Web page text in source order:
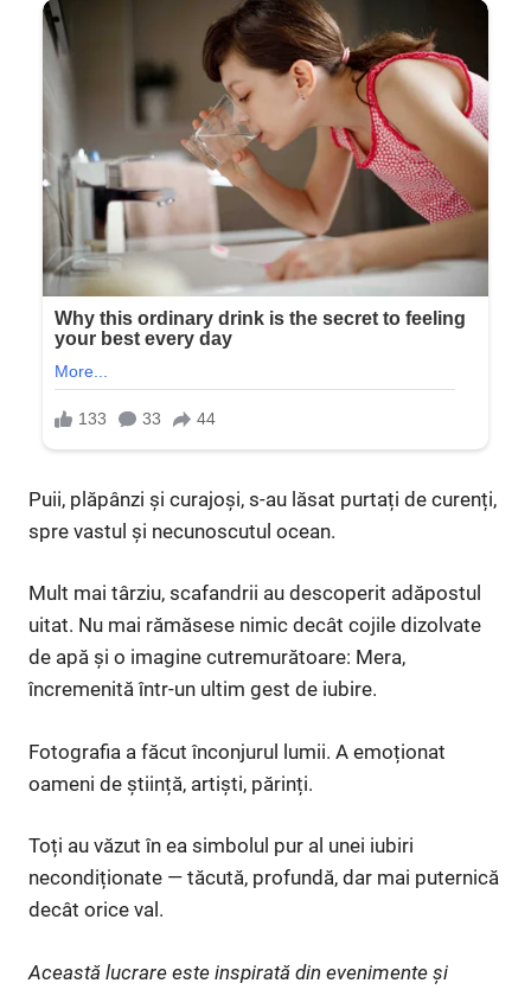
Puii, plăpânzi și curajoși, s-au lăsat purtați de curenți,
spre vastul și necunoscutul ocean.
Mult mai târziu, scafandrii au descoperit adăpostul
uitat. Nu mai rămăsese nimic decât cojile dizolvate
de apă și o imagine cutremurătoare: Mera,
încremenită într-un ultim gest de iubire.
Fotografia a făcut înconjurul lumii. A emoționat
oameni de știință, artiști, părinți.
Toți au văzut în ea simbolul pur al unei iubiri
necondiționate — tăcută, profundă, dar mai puternică
decât orice val.
Această lucrare este inspirată din evenimente și